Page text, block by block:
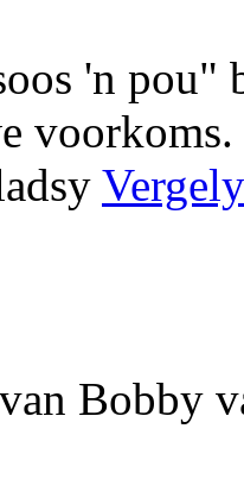
'n pou"
voorkoms.
Bobby